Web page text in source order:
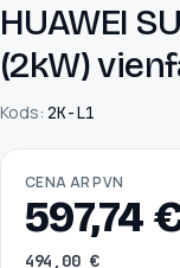
HUAWEI
(2kW)
Kods: 2K-L1
CENA AR PVN
597,74
494,00 €